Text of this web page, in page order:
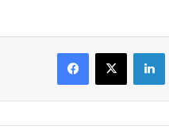
FacebookX